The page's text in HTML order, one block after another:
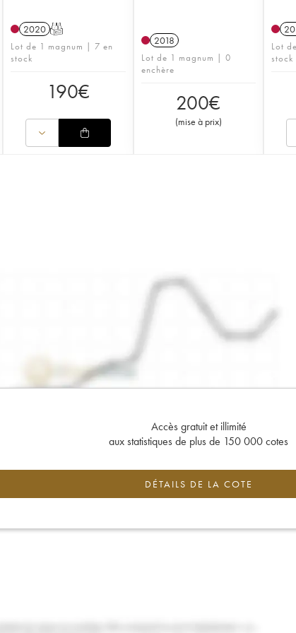
2020 T
Lot de 1 magnum | 7 en
stock
190€
2018
Lot de 1 magnum | 0
enchère
200€
(mise à prix)
Lot
stock
Accès gratuit et illimité
aux statistiques de plus de 150 000 cotes
DÉTAILS DE LA COTE